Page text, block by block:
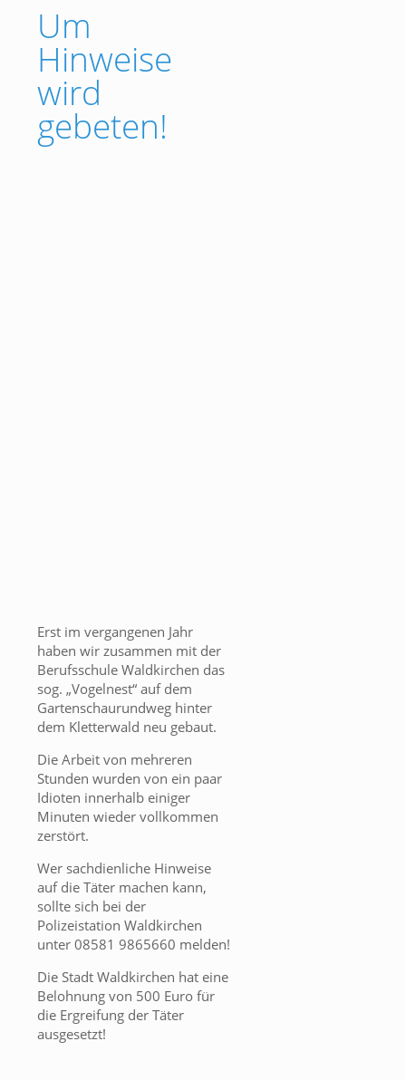
Um
Hinweise
wird
gebeten!
Erst im vergangenen Jahr
haben wir zusammen mit der
Berufsschule Waldkirchen das
sog. „Vogelnest“ auf dem
Gartenschaurundweg hinter
dem Kletterwald neu gebaut.
Die Arbeit von mehreren
Stunden wurden von ein paar
Idioten innerhalb einiger
Minuten wieder vollkommen
zerstört.
Wer sachdienliche Hinweise
auf die Täter machen kann,
sollte sich bei der
Polizeistation Waldkirchen
unter 08581 9865660 melden!
Die Stadt Waldkirchen hat eine
Belohnung von 500 Euro für
die Ergreifung der Täter
ausgesetzt!